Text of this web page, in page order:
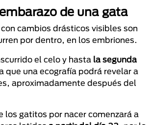
de una gata
cambios drásticos visibles son
por dentro, en los embriones.
el celo y hasta la segunda
que una ecografía podrá revelar a
aproximadamente después del
los gatitos por nacer comenzará a